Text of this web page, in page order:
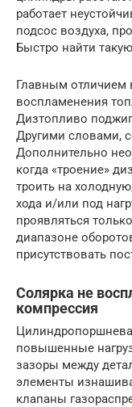
работает
подсос воздуха,
Быстро найти
Главным отличием
воспламенения
Дизтопливо
Другими словами,
Дополнительно
когда «троение»
троить на
хода и/или под
проявляться
диапазоне
присутствовать
Солярка не
компрессия
повышенные
зазоры между
элементы
клапаны